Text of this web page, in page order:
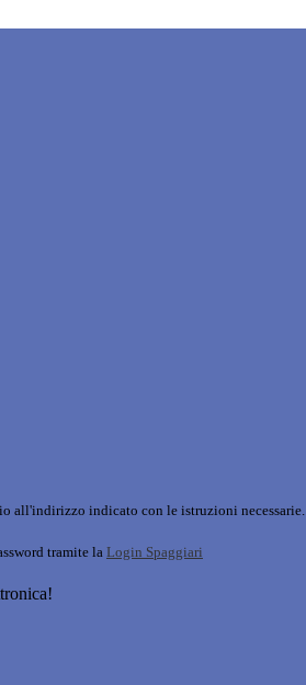
all'indirizzo indicato con le istruzioni necessarie.
tramite la Login Spaggiari